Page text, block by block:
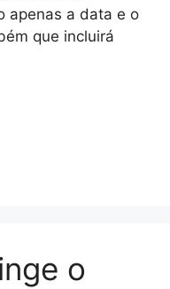
apenas a data e o
que incluirá
o